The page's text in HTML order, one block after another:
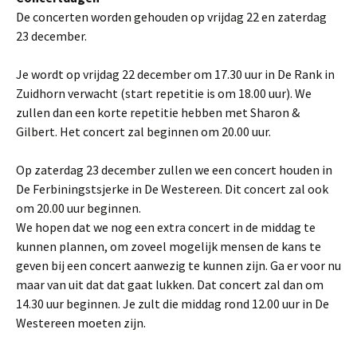
De concerten worden gehouden op vrijdag 22 en zaterdag
23 december.
Je wordt op vrijdag 22 december om 17.30 uur in De Rank in
Zuidhorn verwacht (start repetitie is om 18.00 uur). We
zullen dan een korte repetitie hebben met Sharon &
Gilbert. Het concert zal beginnen om 20.00 uur.
Op zaterdag 23 december zullen we een concert houden in
De Ferbiningstsjerke in De Westereen. Dit concert zal ook
om 20.00 uur beginnen.
We hopen dat we nog een extra concert in de middag te
kunnen plannen, om zoveel mogelijk mensen de kans te
geven bij een concert aanwezig te kunnen zijn. Ga er voor nu
maar van uit dat dat gaat lukken. Dat concert zal dan om
14.30 uur beginnen. Je zult die middag rond 12.00 uur in De
Westereen moeten zijn.